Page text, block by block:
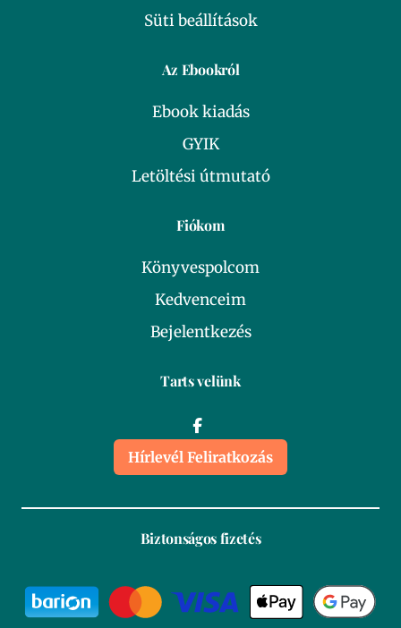
Süti beállítások
Az Ebookról
Ebook kiadás
GYIK
Letöltési útmutató
Fiókom
Könyvespolcom
Kedvenceim
Bejelentkezés
Tarts velünk
Hírlevél Feliratkozás
Biztonságos fizetés